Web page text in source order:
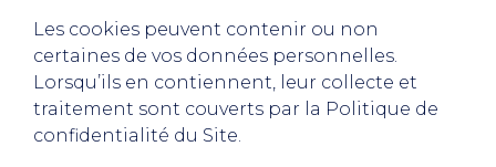
Les cookies peuvent contenir ou non
certaines de vos données personnelles.
Lorsqu’ils en contiennent, leur collecte et
traitement sont couverts par la Politique de
confidentialité du Site.